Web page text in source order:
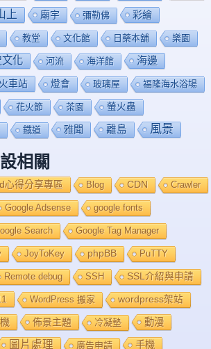
上 廟宇 彌勒佛 彩繪
教堂 文化館 日藥本舖 樂園
文化 河流 海洋館 海邊
火車站 燈會 玻璃屋 福隆海水浴場
花火節 茶園 螢火蟲
鐡道 雅聞 離島 風景
相關
心得分享專區 Blog CDN Crawler
Google Adsense google fonts
Search Google Tag Manager
JoyToKey phpBB PuTTY
Remote debug SSH SSL介紹與申請
WordPress 搬家 wordpress架站
佈景主題 冷凝墊 動漫
圖片處理 廣告申請 手機